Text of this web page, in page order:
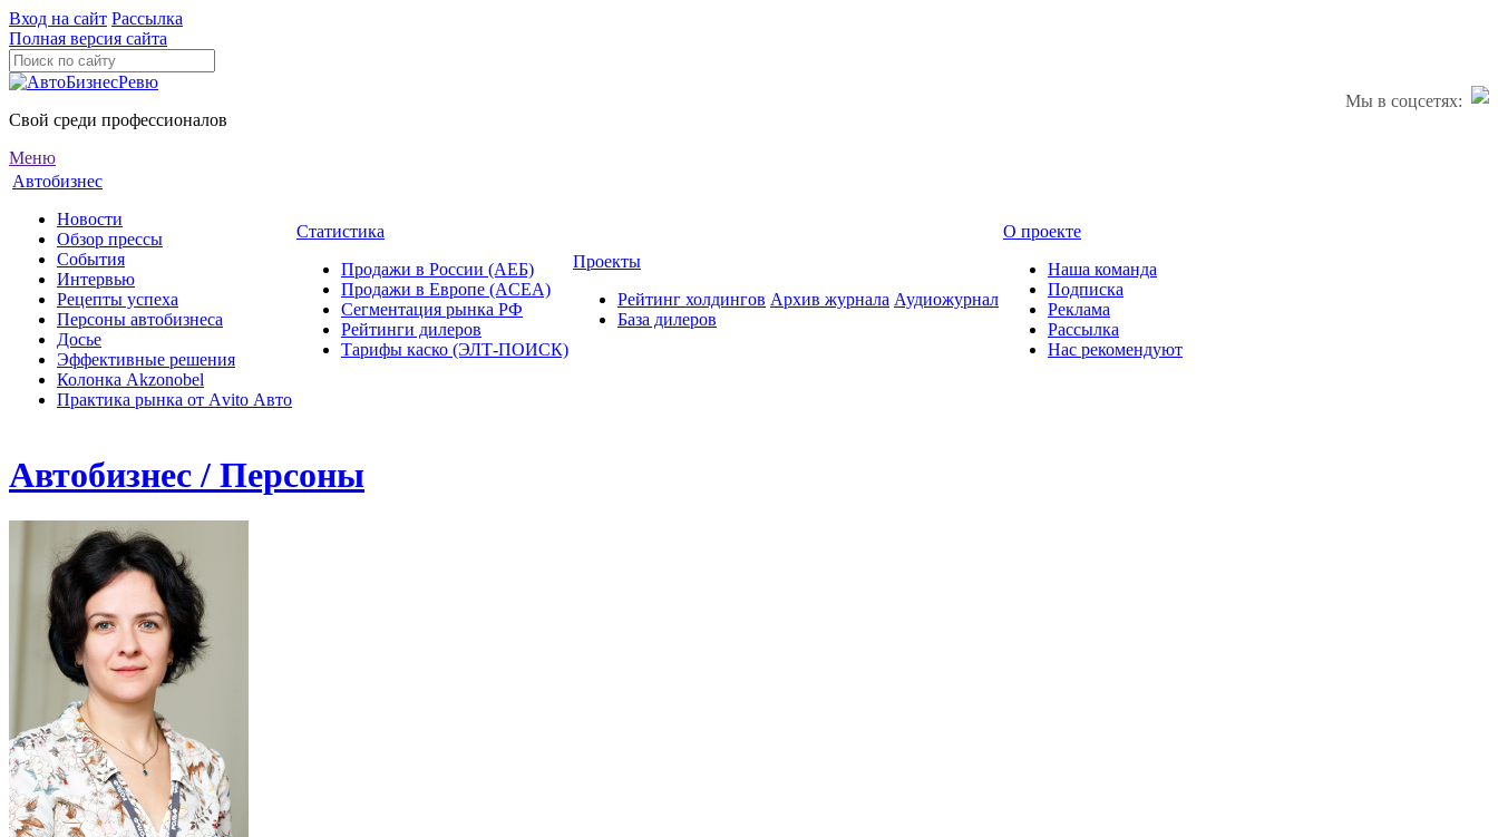
Вход на сайт Рассылка
Полная версия сайта
Мы в соцсетях:
Свой среди профессионалов
Меню
Автобизнес
Новости
Обзор прессы
События
Интервью
Рецепты успеха
Персоны автобизнеса
Досье
Эффективные решения
Колонка Akzonobel
Практика рынка от Аvito Авто
Статистика
Продажи в России (АЕБ)
Продажи в Европе (ACEA)
Сегментация рынка РФ
Рейтинги дилеров
Тарифы каско (ЭЛТ-ПОИСК)
Проекты
Рейтинг холдингов
База дилеров
Архив журнала Аудиожурнал
О проекте
Наша команда
Подписка
Реклама
Рассылка
Нас рекомендуют
Автобизнес / Персоны